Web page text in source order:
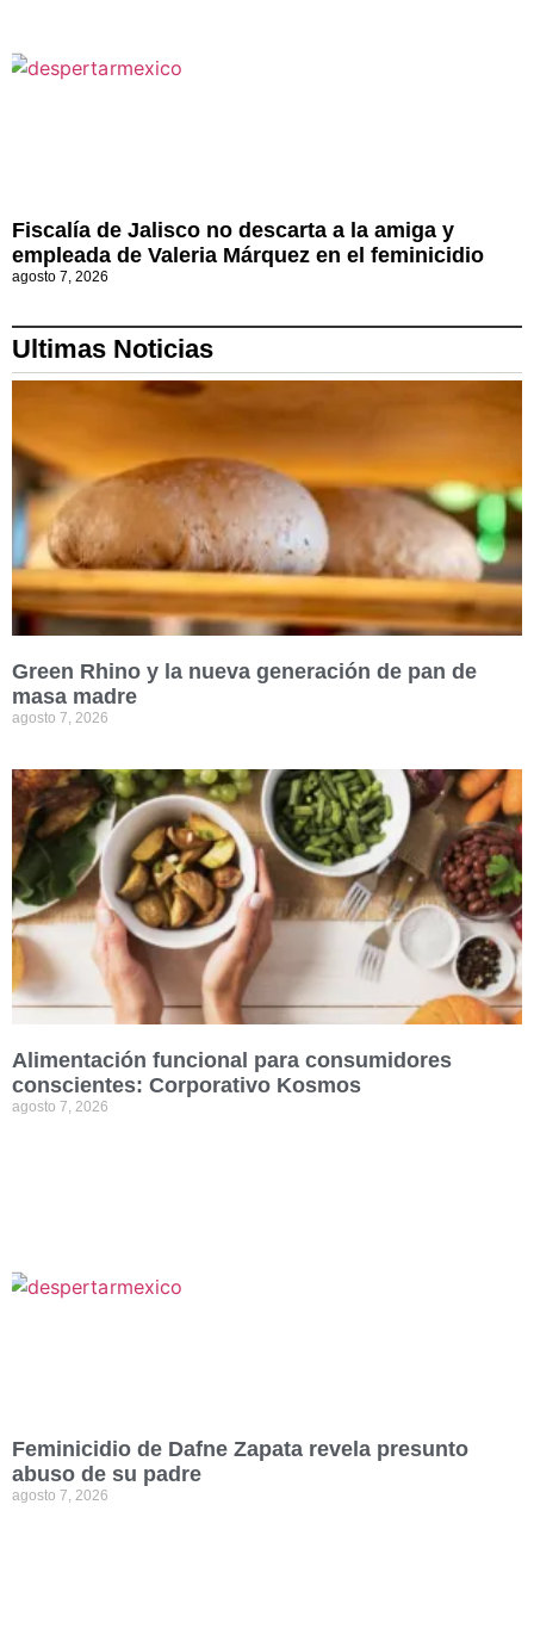
Fiscalía de Jalisco no descarta a la amiga y
empleada de Valeria Márquez en el feminicidio
agosto 7, 2026
Ultimas Noticias
Green Rhino y la nueva generación de pan de
masa madre
agosto 7, 2026
Alimentación funcional para consumidores
conscientes: Corporativo Kosmos
agosto 7, 2026
Feminicidio de Dafne Zapata revela presunto
abuso de su padre
agosto 7, 2026